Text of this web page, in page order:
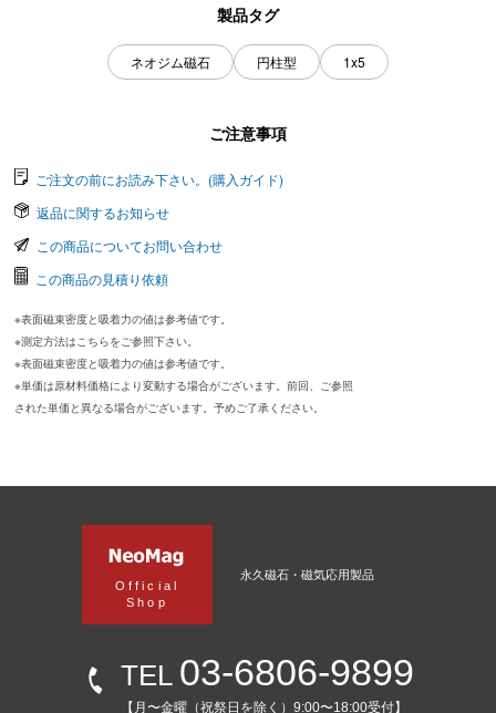
製品タグ
ネオジム磁石 円柱型 1x5
ご注意事項
ご注文の前にお読み下さい。(購入ガイド)
返品に関するお知らせ
この商品についてお問い合わせ
この商品の見積り依頼
※表面磁束密度と吸着力の値は参考値です。
※測定方法はこちらをご参照下さい。
※表面磁束密度と吸着力の値は参考値です。
※単価は原材料価格により変動する場合がございます。前回、ご参照
された単価と異なる場合がございます。予めご了承ください。
Official
Shop
永久磁石・磁気応用製品
TEL 03-6806-9899
【月〜金曜（祝祭日を除く）9:00〜18:00受付】